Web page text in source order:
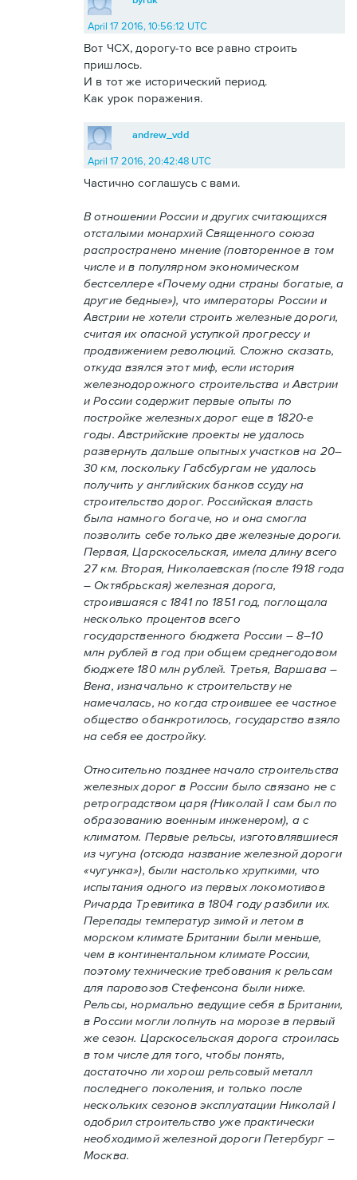
April 17 2016, 10:56:12 UTC
Вот ЧСХ, дорогу-то все равно строить
пришлось.
И в тот же исторический период.
Как урок поражения.
andrew_vdd
April 17 2016, 20:42:48 UTC
Частично соглашусь с вами.
В отношении России и других считающихся
отсталыми монархий Священного союза
распространено мнение (повторенное в том
числе и в популярном экономическом
бестселлере «Почему одни страны богатые, а
другие бедные»), что императоры России и
Австрии не хотели строить железные дороги,
считая их опасной уступкой прогрессу и
продвижением революций. Сложно сказать,
откуда взялся этот миф, если история
железнодорожного строительства и Австрии
и России содержит первые опыты по
постройке железных дорог еще в 1820-е
годы. Австрийские проекты не удалось
развернуть дальше опытных участков на 20–
30 км, поскольку Габсбургам не удалось
получить у английских банков ссуду на
строительство дорог. Российская власть
была намного богаче, но и она смогла
позволить себе только две железные дороги.
Первая, Царскосельская, имела длину всего
27 км. Вторая, Николаевская (после 1918 года
– Октябрьская) железная дорога,
строившаяся с 1841 по 1851 год, поглощала
несколько процентов всего
государственного бюджета России – 8–10
млн рублей в год при общем среднегодовом
бюджете 180 млн рублей. Третья, Варшава –
Вена, изначально к строительству не
намечалась, но когда строившее ее частное
общество обанкротилось, государство взяло
на себя ее достройку.
Относительно позднее начало строительства
железных дорог в России было связано не с
ретроградством царя (Николай I сам был по
образованию военным инженером), а с
климатом. Первые рельсы, изготовлявшиеся
из чугуна (отсюда название железной дороги
«чугунка»), были настолько хрупкими, что
испытания одного из первых локомотивов
Ричарда Тревитика в 1804 году разбили их.
Перепады температур зимой и летом в
морском климате Британии были меньше,
чем в континентальном климате России,
поэтому технические требования к рельсам
для паровозов Стефенсона были ниже.
Рельсы, нормально ведущие себя в Британии,
в России могли лопнуть на морозе в первый
же сезон. Царскосельская дорога строилась
в том числе для того, чтобы понять,
достаточно ли хорош рельсовый металл
последнего поколения, и только после
нескольких сезонов эксплуатации Николай I
одобрил строительство уже практически
необходимой железной дороги Петербург –
Москва.